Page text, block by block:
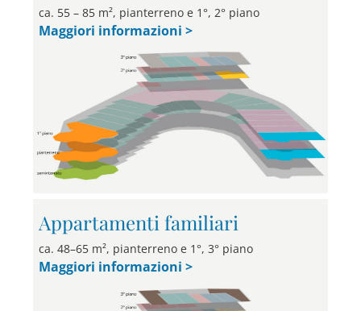
ca. 55 – 85 m², pianterreno e 1°, 2° piano
Maggiori informazioni >
Appartamenti familiari
ca. 48–65 m², pianterreno e 1°, 3° piano
Maggiori informazioni >